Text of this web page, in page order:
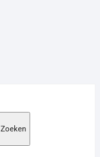
Zoeken